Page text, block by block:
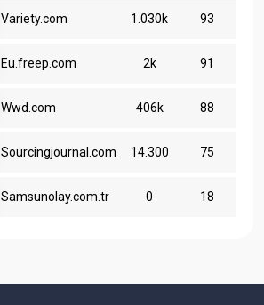
Variety.com 1.030k 93
Eu.freep.com 2k 91
Wwd.com 406k 88
Sourcingjournal.com 14.300 75
Samsunolay.com.tr 0 18